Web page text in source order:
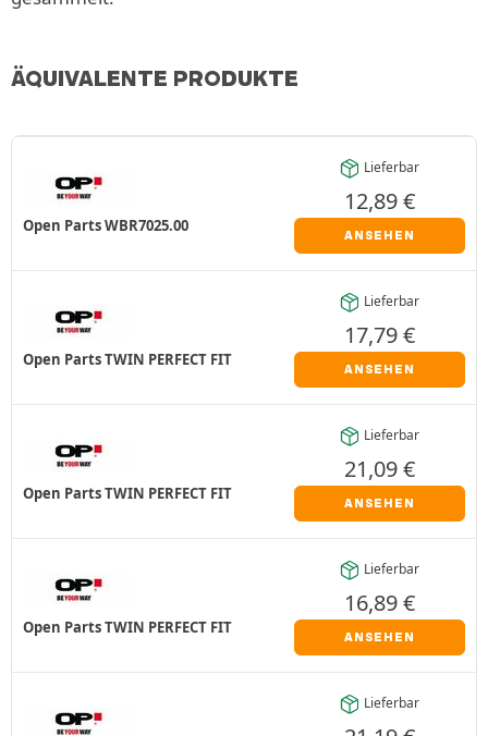
ÄQUIVALENTE PRODUKTE
Open Parts WBR7025.00
Lieferbar
12,89€
ANSEHEN
Open Parts TWIN PERFECT FIT
Lieferbar
17,79€
ANSEHEN
Open Parts TWIN PERFECT FIT
Lieferbar
21,09€
ANSEHEN
Open Parts TWIN PERFECT FIT
Lieferbar
16,89€
ANSEHEN
Lieferbar